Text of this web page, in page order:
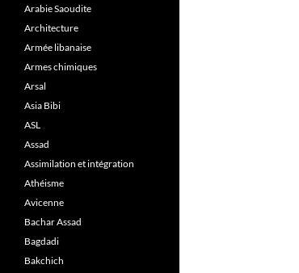
Arabie Saoudite
Architecture
Armée libanaise
Armes chimiques
Arsal
Asia Bibi
ASL
Assad
Assimilation et intégration
Athéisme
Avicenne
Bachar Assad
Bagdadi
Bakchich